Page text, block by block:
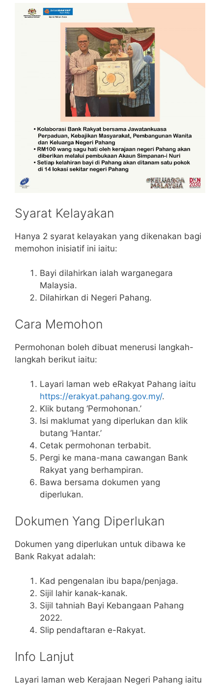
Syarat Kelayakan
Hanya 2 syarat kelayakan yang dikenakan bagi
memohon inisiatif ini iaitu:
Bayi dilahirkan ialah warganegara
Malaysia.
Dilahirkan di Negeri Pahang.
Cara Memohon
Permohonan boleh dibuat menerusi langkah-
langkah berikut iaitu:
Layari laman web eRakyat Pahang iaitu
https://erakyat.pahang.gov.my/.
Klik butang ‘Permohonan.’
Isi maklumat yang diperlukan dan klik
butang ‘Hantar.’
Cetak permohonan terbabit.
Pergi ke mana-mana cawangan Bank
Rakyat yang berhampiran.
Bawa bersama dokumen yang
diperlukan.
Dokumen Yang Diperlukan
Dokumen yang diperlukan untuk dibawa ke
Bank Rakyat adalah:
Kad pengenalan ibu bapa/penjaga.
Sijil lahir kanak-kanak.
Sijil tahniah Bayi Kebangaan Pahang
2022.
Slip pendaftaran e-Rakyat.
Info Lanjut
Layari laman web Kerajaan Negeri Pahang iaitu